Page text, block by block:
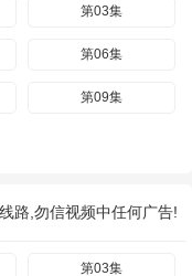
第03集
第06集
第09集
路,勿信视频中任何广告!
第03集